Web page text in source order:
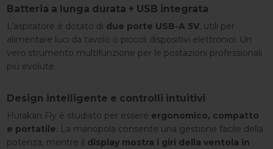
Batteria a lunga durata + USB integrata
L’aspiratore è dotato di due porte USB-A 5V, utili per
alimentare luci da tavolo o piccoli dispositivi elettronici. Un
vero strumento multifunzione per le postazioni professionali
più evolute.
Design intelligente e controlli intuitivi
Hurakan Fly è studiato per essere ergonomico, compatto
e portatile. La manopola consente una gestione facile della
potenza, mentre il display mostra i giri della ventola in